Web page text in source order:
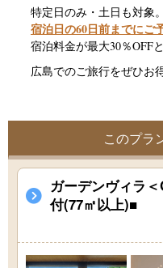
特定日のみ・土日も対象。
宿泊日の60日前までにご
宿泊料金が最大30％OFFと
広島でのご旅行をぜひお得
このプラ
ガーデンヴィラ
付(77㎡以上)■